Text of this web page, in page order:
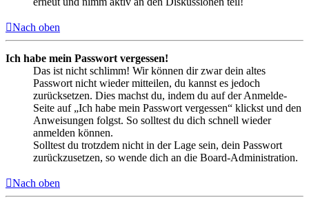
Nach oben
Ich habe mein Passwort vergessen!
Das ist nicht schlimm! Wir können dir zwar dein altes
Passwort nicht wieder mitteilen, du kannst es jedoch
zurücksetzen. Dies machst du, indem du auf der Anmelde-
Seite auf „Ich habe mein Passwort vergessen“ klickst und den
Anweisungen folgst. So solltest du dich schnell wieder
anmelden können.
Solltest du trotzdem nicht in der Lage sein, dein Passwort
zurückzusetzen, so wende dich an die Board-Administration.
Nach oben